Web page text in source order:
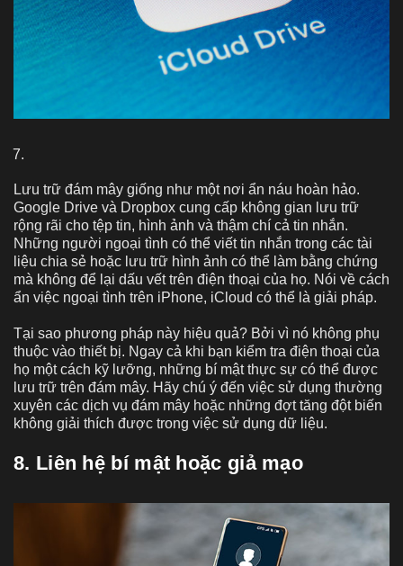
Lưu trữ đám mây giống như một nơi ẩn náu hoàn hảo.
Google Drive và Dropbox cung cấp không gian lưu trữ
rộng rãi cho tệp tin, hình ảnh và thậm chí cả tin nhắn.
Những người ngoại tình có thể viết tin nhắn trong các tài
liệu chia sẻ hoặc lưu trữ hình ảnh có thể làm bằng chứng
mà không để lại dấu vết trên điện thoại của họ. Nói về cách
ẩn việc ngoại tình trên iPhone, iCloud có thể là giải pháp.
Tại sao phương pháp này hiệu quả? Bởi vì nó không phụ
thuộc vào thiết bị. Ngay cả khi bạn kiểm tra điện thoại của
họ một cách kỹ lưỡng, những bí mật thực sự có thể được
lưu trữ trên đám mây. Hãy chú ý đến việc sử dụng thường
xuyên các dịch vụ đám mây hoặc những đợt tăng đột biến
không giải thích được trong việc sử dụng dữ liệu.
8. Liên hệ bí mật hoặc giả mạo